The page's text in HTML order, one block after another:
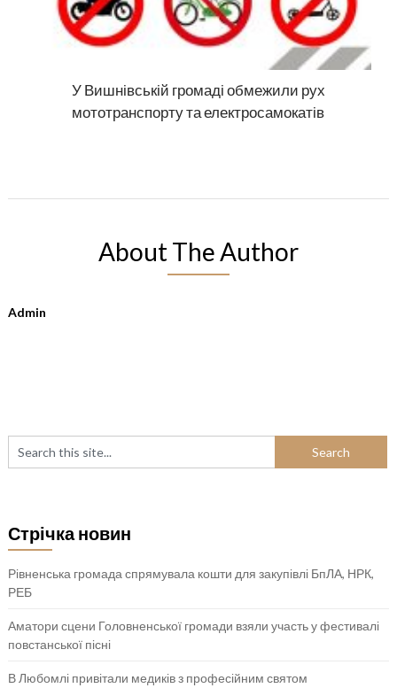
У Вишнівській громаді обмежили рух
мототранспорту та електросамокатів
About The Author
Admin
Стрічка новин
Рівненська громада спрямувала кошти для закупівлі БпЛА, НРК,
РЕБ
Аматори сцени Головненської громади взяли участь у фестивалі
повстанської пісні
В Любомлі привітали медиків з професійним святом